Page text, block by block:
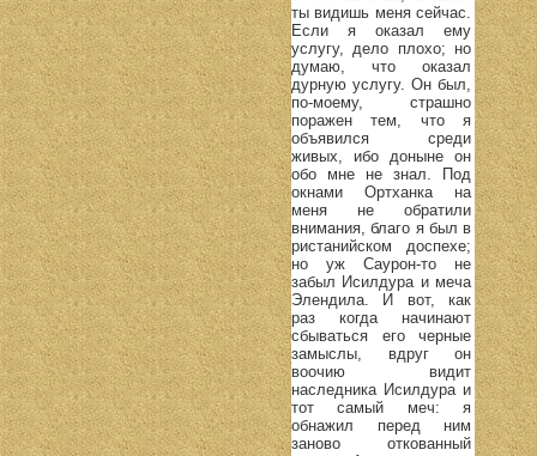
ты видишь меня сейчас.
Если я оказал ему
услугу, дело плохо; но
думаю, что оказал
дурную услугу. Он был,
по-моему, страшно
поражен тем, что я
объявился среди
живых, ибо доныне он
обо мне не знал. Под
окнами Ортханка на
меня не обратили
внимания, благо я был в
ристанийском доспехе;
но уж Саурон-то не
забыл Исилдура и меча
Элендила. И вот, как
раз когда начинают
сбываться его черные
замыслы, вдруг он
воочию видит
наследника Исилдура и
тот самый меч: я
обнажил перед ним
заново откованный